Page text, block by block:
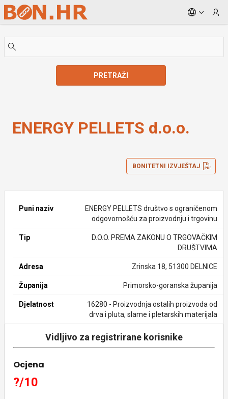
Skip to Main Content
PRETRAŽI
ENERGY PELLETS d.o.o.
BONITETNI IZVJEŠTAJ
Puni naziv
ENERGY PELLETS društvo s ograničenom
odgovornošću za proizvodnju i trgovinu
Tip
D.O.O. PREMA ZAKONU O TRGOVAČKIM
DRUŠTVIMA
Adresa Zrinska 18, 51300 DELNICE
Županija Primorsko-goranska županija
Djelatnost
16280 - Proizvodnja ostalih proizvoda od
drva i pluta, slame i pletarskih materijala
Vidljivo za registrirane korisnike
Ocjena
?/10